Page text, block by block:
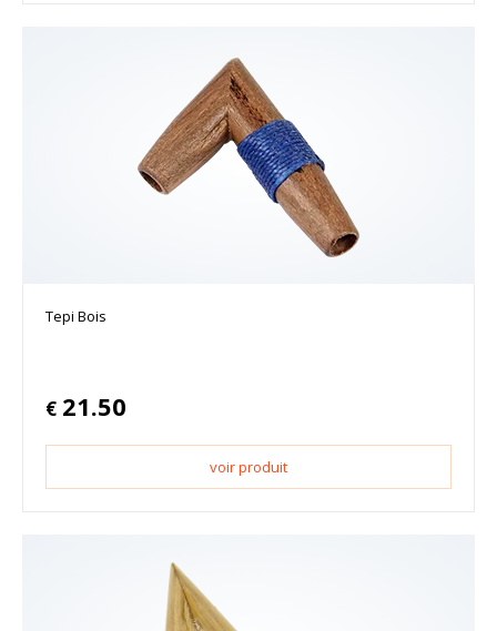
Tepi Bois
€ 21.50
voir produit